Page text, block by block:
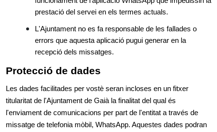
prestació del servei en els termes actuals.
L'Ajuntament no es fa responsable de les fallades o
errors que aquesta aplicació pugui generar en la
recepció dels missatges.
Protecció de dades
Les dades facilitades per vostè seran incloses en un fitxer
titularitat de l'Ajuntament de Gaià la finalitat del qual és
l'enviament de comunicacions per part de l'entitat a través de
missatge de telefonia mòbil, WhatsApp. Aquestes dades podran